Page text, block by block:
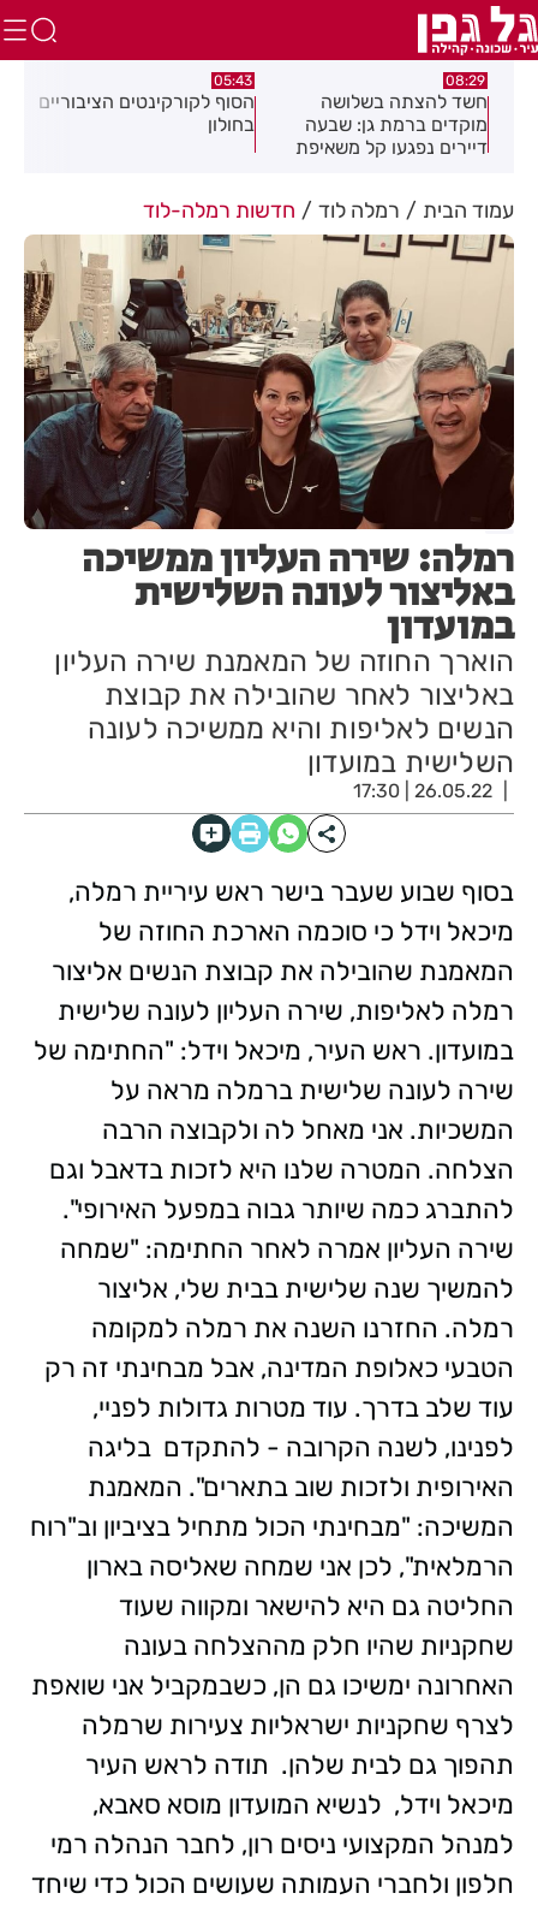
08:29
חשד להצתה בשלושה
מוקדים ברמת גן: שבעה
דיירים נפגעו קל משאיפת
05:43
הסוף לקורקינטים הציבוריים
בחולון
עמוד הבית רמלה לוד חדשות רמלה-לוד
רמלה: שירה העליון ממשיכה
באליצור לעונה השלישית
במועדון
הוארך החוזה של המאמנת שירה העליון
באליצור לאחר שהובילה את קבוצת
הנשים לאליפות והיא ממשיכה לעונה
השלישית במועדון
26.05.22 | 17:30
בסוף שבוע שעבר בישר ראש עיריית רמלה,
מיכאל וידל כי סוכמה הארכת החוזה של
המאמנת שהובילה את קבוצת הנשים אליצור
רמלה לאליפות, שירה העליון לעונה שלישית
במועדון. ראש העיר, מיכאל וידל: "החתימה של
שירה לעונה שלישית ברמלה מראה על
המשכיות. אני מאחל לה ולקבוצה הרבה
הצלחה. המטרה שלנו היא לזכות בדאבל וגם
להתברג כמה שיותר גבוה במפעל האירופי".
שירה העליון אמרה לאחר החתימה: "שמחה
להמשיך שנה שלישית בבית שלי, אליצור
רמלה. החזרנו השנה את רמלה למקומה
הטבעי כאלופת המדינה, אבל מבחינתי זה רק
עוד שלב בדרך. עוד מטרות גדולות לפניי,
לפנינו, לשנה הקרובה - להתקדם בליגה
האירופית ולזכות שוב בתארים". המאמנת
המשיכה: "מבחינתי הכול מתחיל בציביון וב"רוח
הרמלאית", לכן אני שמחה שאליסה בארון
החליטה גם היא להישאר ומקווה שעוד
שחקניות שהיו חלק מההצלחה בעונה
האחרונה ימשיכו גם הן, כשבמקביל אני שואפת
לצרף שחקניות ישראליות צעירות שרמלה
תהפוך גם לבית שלהן. תודה לראש העיר
מיכאל וידל, לנשיא המועדון מוסא סאבא,
למנהל המקצועי ניסים רון, לחבר הנהלה רמי
חלפון ולחברי העמותה שעושים הכול כדי שיחד